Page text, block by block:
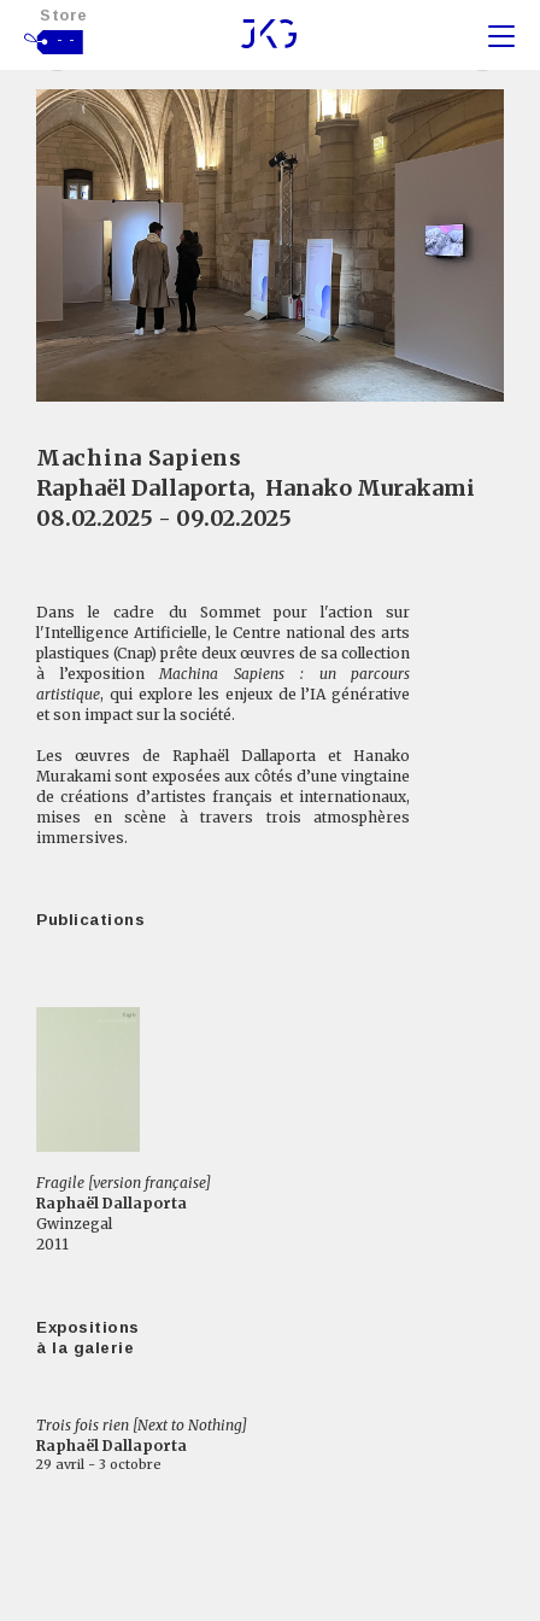
Store
- -
Machina Sapiens
Raphaël Dallaporta, Hanako Murakami
08.02.2025 - 09.02.2025
Dans le cadre du Sommet pour l'action sur
l'Intelligence Artificielle, le Centre national des arts
plastiques (Cnap) prête deux œuvres de sa collection
à l’expositionMachina Sapiens : un parcours
artistique, qui explore les enjeux de l’IA générative
et son impact sur la société.
Les œuvres de Raphaël Dallaporta et Hanako
Murakami sont exposées aux côtés d’une vingtaine
de créations d’artistes français et internationaux,
mises en scène à travers trois atmosphères
immersives.
Publications
Fragile [version française]
Raphaël Dallaporta
Gwinzegal
2011
Expositions
à la galerie
Trois fois rien [Next to Nothing]
Raphaël Dallaporta
29 avril - 3 octobre